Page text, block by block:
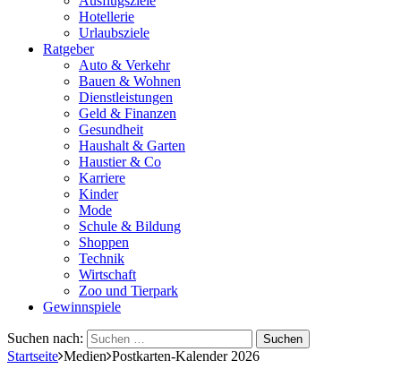
Hotellerie
Urlaubsziele
Ratgeber
Auto & Verkehr
Bauen & Wohnen
Dienstleistungen
Geld & Finanzen
Gesundheit
Haushalt & Garten
Haustier & Co
Karriere
Kinder
Mode
Schule & Bildung
Shoppen
Technik
Wirtschaft
Zoo und Tierpark
Gewinnspiele
Suchen nach:
Startseite Medien Postkarten-Kalender 2026